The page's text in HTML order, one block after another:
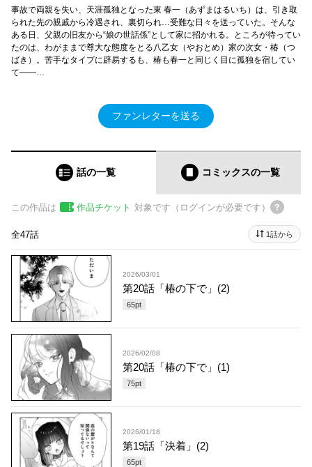
事故で両親を失い、天涯孤独となった東 春一（あずまはるいち）は、引き取
られた先の親戚から冷遇され、裏切られ…受難な日々を送っていた。そんな
ある日、父親の旧友から“娘の世話係”として家に招かれる。ところが待ってい
たのは、わがままで尊大な態度をとる八乙女（やおとめ）家の次女・椿（つ
ばき）。苦手なタイプに辟易するも、椿も春一と同じく目に孤独を宿してい
て――…
ファンレターを送る
話の一覧 コミックスの一覧
この作品は 作品チケット 対象です（ログインが必要です）
全47話 1話から
2026/03/01
第20話「椿の下で」(2)
65pt
2026/02/08
第20話「椿の下で」(1)
75pt
2026/01/18
第19話「決着」(2)
65pt